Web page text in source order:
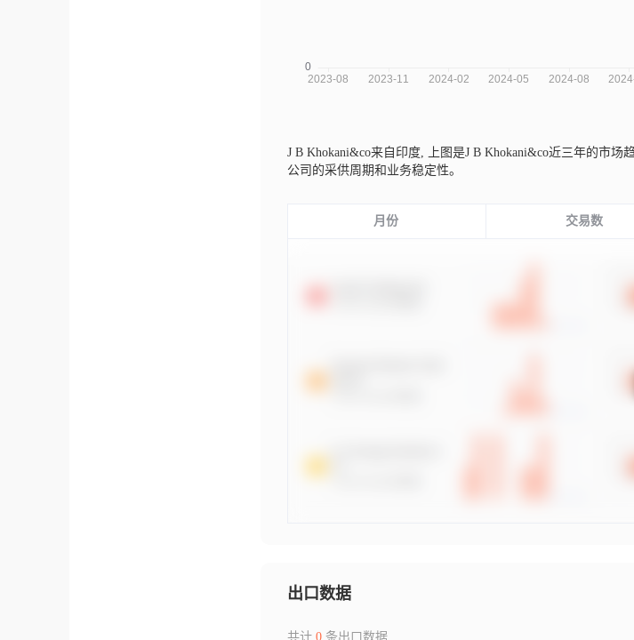
J B Khokani&co来自印度,
上图是J B Khokani&co近三年的市
公司的采供周期和业务稳定性。
月份 交易数
出口数据
共计 0条出口数据